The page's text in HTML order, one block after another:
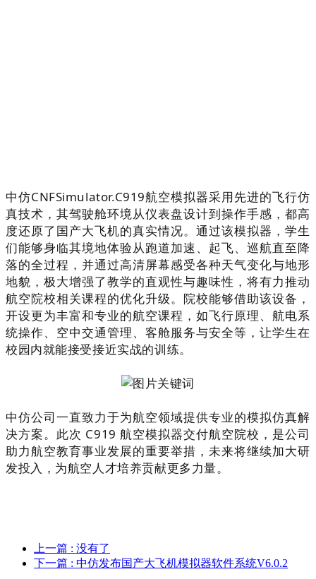
中仿CNFSimulator.C919航空模拟器采用先进的飞行仿
真技术，其驾驶舱环境从仪表盘设计到操作手感，都高
度还原了国产大飞机的真实情况。通过该模拟器，学生
们能够身临其境地体验从跑道加速、起飞、巡航直至降
落的全过程，并通过高清屏幕感受各种天气变化与地形
地貌，极大增强了教学的直观性与趣味性，将有力推动
航空院校相关课程的优化升级。院校能够借助该设备，
开设更为丰富和专业的航空课程，如飞行原理、航电系
统操作、空中交通管理、客舱服务与安全等，让学生在
校园内就能接受接近实战的训练。
中仿公司一直致力于为航空领域提供专业的模拟仿真解
决方案。此次 C919 航空模拟器交付航空院校，是公司
助力航空教育事业发展的重要举措，未来将继续加大研
发投入，为航空人才培养贡献更多力量。
上一篇 : 没有了
下一篇 : 中仿发布国产大飞机模拟器软件系统V6.0.2